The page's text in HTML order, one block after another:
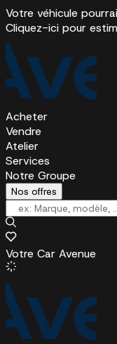
Votre véhicule
Cliquez-ici pour
Acheter
Vendre
Atelier
Services
Notre Groupe
Nos offres
Votre Car Avenue